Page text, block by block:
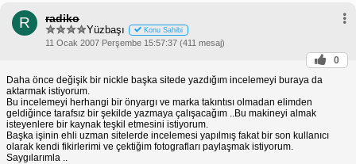
R radiko
Yüzbaşı Konu Sahibi
11 Ocak 2007 Perşembe 15:57:37 (411 mesaj)
0
Daha önce değişik bir nickle başka sitede yazdığım incelemeyi buraya da
aktarmak istiyorum.
Bu incelemeyi herhangi bir önyargı ve marka takıntısı olmadan elimden
geldiğince tarafsız bir şekilde yazmaya çalışacağım ..Bu makineyi almak
isteyenlere bir kaynak teşkil etmesini istiyorum.
Başka işinin ehli uzman sitelerde incelemesi yapılmış fakat bir son kullanıcı
olarak kendi fikirlerimi ve çektiğim fotografları paylaşmak istiyorum.
Saygılarımla ..